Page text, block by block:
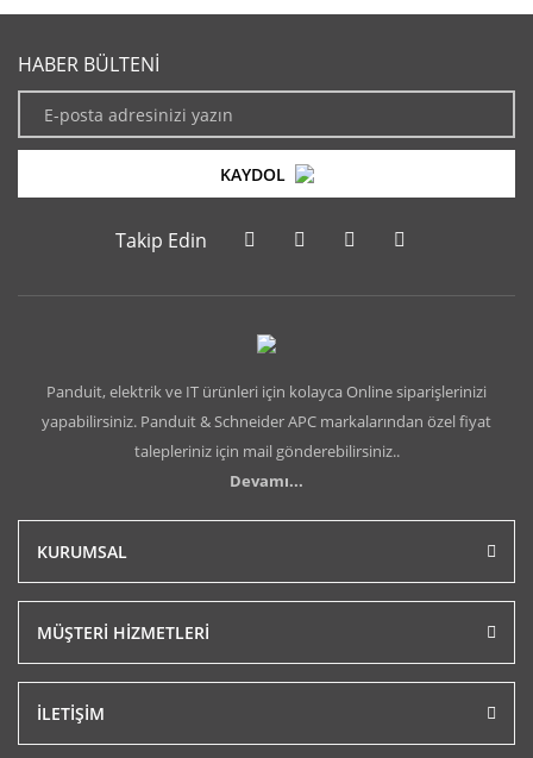
HABER BÜLTENİ
KAYDOL
Takip Edin
Panduit, elektrik ve IT ürünleri için kolayca Online siparişlerinizi
yapabilirsiniz. Panduit & Schneider APC markalarından özel fiyat
talepleriniz için mail gönderebilirsiniz..
Devamı...
KURUMSAL
MÜŞTERİ HİZMETLERİ
İLETİŞİM